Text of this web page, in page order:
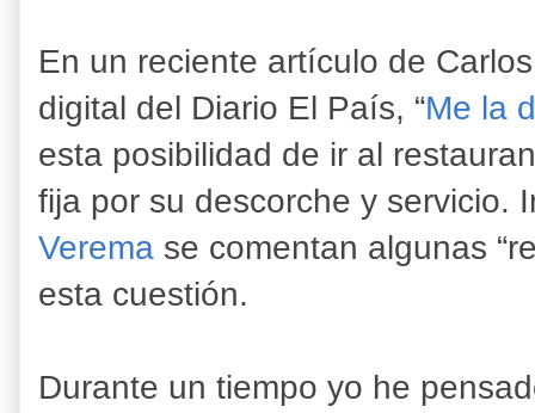
En un reciente artículo de
digital del Diario El País, “Me la
esta posibilidad de ir al
fija por su descorche y servicio.
Verema se comentan algunas
esta cuestión.
Durante un tiempo yo he